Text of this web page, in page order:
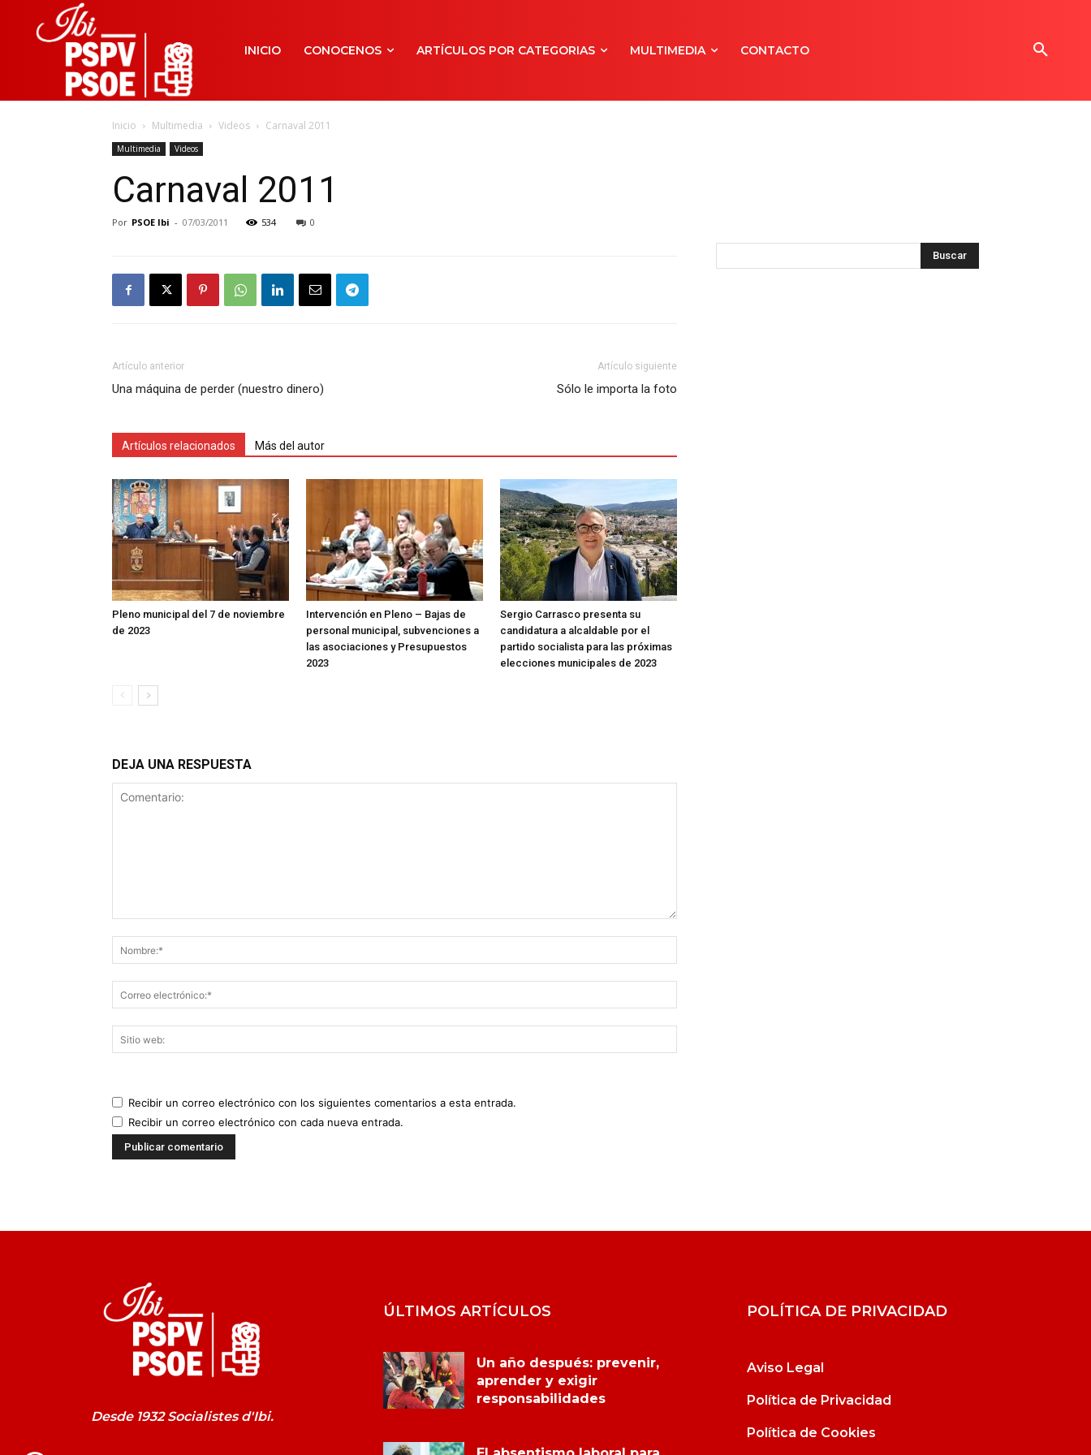
INICIO CONOCENOS ARTÍCULOS POR CATEGORIAS MULTIMEDIA CONTACTO
Inicio Multimedia Videos Carnaval 2011
Multimedia Videos
Carnaval 2011
Por PSOE Ibi - 07/03/2011 534 0
Artículo anterior
Una máquina de perder (nuestro dinero)
Artículo siguiente
Sólo le importa la foto
Artículos relacionados Más del autor
Pleno municipal del 7 de noviembre
de 2023
Intervención en Pleno – Bajas de
personal municipal, subvenciones a
las asociaciones y Presupuestos
2023
Sergio Carrasco presenta su
candidatura a alcaldable por el
partido socialista para las próximas
elecciones municipales de 2023
DEJA UNA RESPUESTA
Recibir un correo electrónico con los siguientes comentarios a esta entrada.
Recibir un correo electrónico con cada nueva entrada.
Desde 1932 Socialistes d'Ibi.
ÚLTIMOS ARTÍCULOS
Un año después: prevenir,
aprender y exigir
responsabilidades
POLÍTICA DE PRIVACIDAD
Aviso Legal
Política de Privacidad
Política de Cookies